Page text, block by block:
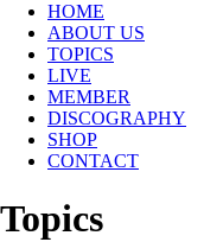
HOME
ABOUT US
TOPICS
LIVE
MEMBER
DISCOGRAPHY
SHOP
CONTACT
Topics